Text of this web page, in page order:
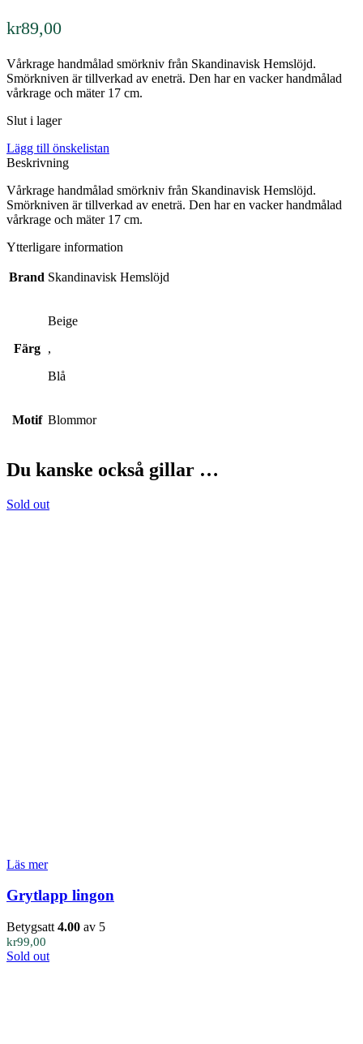
kr89,00
Vårkrage handmålad smörkniv från Skandinavisk Hemslöjd.
Smörkniven är tillverkad av eneträ. Den har en vacker handmålad
vårkrage och mäter 17 cm.
Slut i lager
Lägg till önskelistan
Beskrivning
Vårkrage handmålad smörkniv från Skandinavisk Hemslöjd.
Smörkniven är tillverkad av eneträ. Den har en vacker handmålad
vårkrage och mäter 17 cm.
Ytterligare information
Brand Skandinavisk Hemslöjd
Färg
Beige
,
Blå
Motif Blommor
Du kanske också gillar …
Sold out
Läs mer
Grytlapp lingon
Betygsatt 4.00 av 5
kr99,00
Sold out